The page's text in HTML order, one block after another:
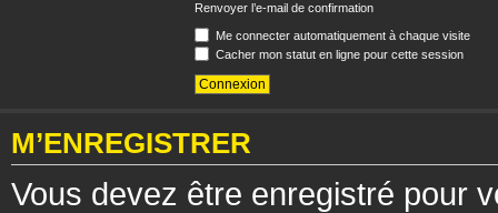
Renvoyer l’e-mail de confirmation
Me connecter automatiquement à chaque visite
Cacher mon statut en ligne pour cette session
M’ENREGISTRER
Vous devez être enregistré pour